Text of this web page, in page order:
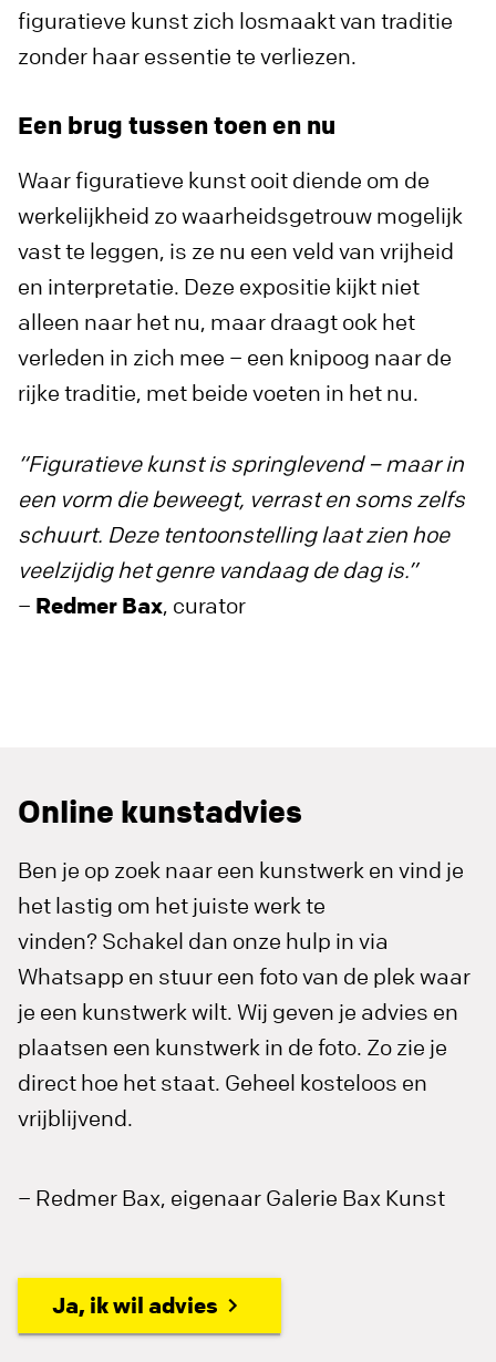
figuratieve kunst zich losmaakt van traditie
zonder haar essentie te verliezen.
Een brug tussen toen en nu
Waar figuratieve kunst ooit diende om de
werkelijkheid zo waarheidsgetrouw mogelijk
vast te leggen, is ze nu een veld van vrijheid
en interpretatie. Deze expositie kijkt niet
alleen naar het nu, maar draagt ook het
verleden in zich mee – een knipoog naar de
rijke traditie, met beide voeten in het nu.
“Figuratieve kunst is springlevend – maar in
een vorm die beweegt, verrast en soms zelfs
schuurt. Deze tentoonstelling laat zien hoe
veelzijdig het genre vandaag de dag is.”
– Redmer Bax, curator
Online kunstadvies
Ben je op zoek naar een kunstwerk en vind je
het lastig om het juiste werk te
vinden? Schakel dan onze hulp in via
Whatsapp en stuur een foto van de plek waar
je een kunstwerk wilt. Wij geven je advies en
plaatsen een kunstwerk in de foto. Zo zie je
direct hoe het staat. Geheel kosteloos en
vrijblijvend.
– Redmer Bax, eigenaar Galerie Bax Kunst
Ja, ik wil advies